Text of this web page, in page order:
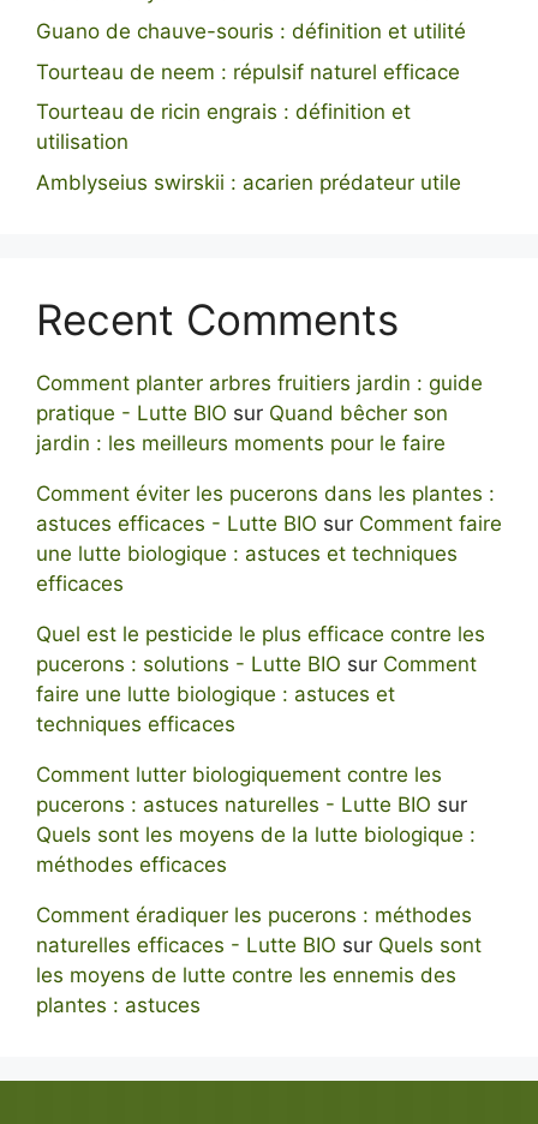
Guano de chauve-souris : définition et utilité
Tourteau de neem : répulsif naturel efficace
Tourteau de ricin engrais : définition et
utilisation
Amblyseius swirskii : acarien prédateur utile
Recent Comments
Comment planter arbres fruitiers jardin : guide
pratique - Lutte BIO sur Quand bêcher son
jardin : les meilleurs moments pour le faire
Comment éviter les pucerons dans les plantes :
astuces efficaces - Lutte BIO sur Comment faire
une lutte biologique : astuces et techniques
efficaces
Quel est le pesticide le plus efficace contre les
pucerons : solutions - Lutte BIO sur Comment
faire une lutte biologique : astuces et
techniques efficaces
Comment lutter biologiquement contre les
pucerons : astuces naturelles - Lutte BIO sur
Quels sont les moyens de la lutte biologique :
méthodes efficaces
Comment éradiquer les pucerons : méthodes
naturelles efficaces - Lutte BIO sur Quels sont
les moyens de lutte contre les ennemis des
plantes : astuces